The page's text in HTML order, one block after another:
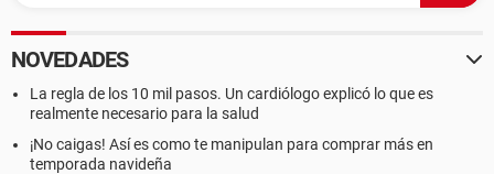
NOVEDADES
La regla de los 10 mil pasos. Un cardiólogo explicó lo que es
realmente necesario para la salud
¡No caigas! Así es como te manipulan para comprar más en
temporada navideña